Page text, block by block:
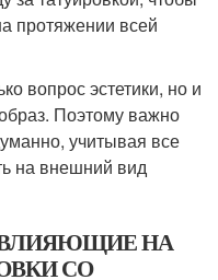
протяжении всей
вопрос эстетики, но и
Поэтому важно
учитывая все
на внешний вид
НА
СО